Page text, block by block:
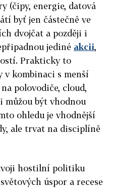
(čipy, energie, datová
byť jen částečně ve
dvojčat a později i
jediné akcii,
Prakticky to
v kombinaci s menší
polovodiče, cloud,
můžou být vhodnou
ohledu je vhodnější
ale trvat na disciplíně
hostilní politiku
úspor a recese